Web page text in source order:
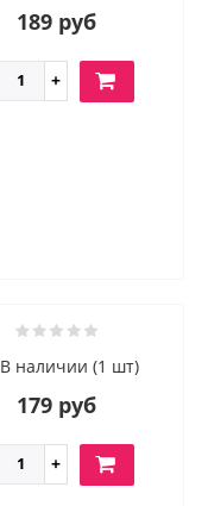
189 руб
В наличии (1 шт)
179 руб